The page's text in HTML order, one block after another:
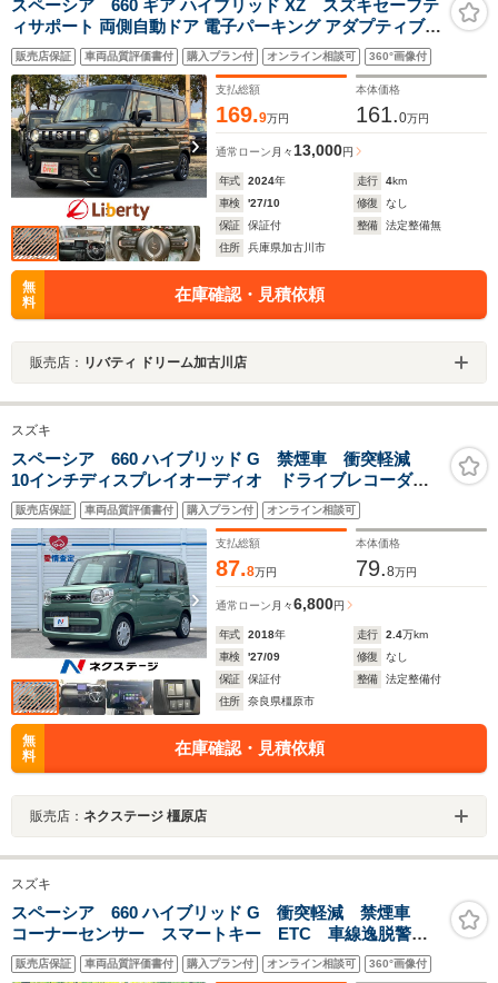
スペーシア 660 ギア ハイブリッド XZ スズキセーフテ
ィサポート 両側自動ドア 電子パーキング アダプティブク
ルーズコントロール 前席シートヒーター ステアリングヒ
ーター 革巻きステアリング LEDヘッドライト スマートキ
ー 純正アルミホイール
販売店保証 車両品質評価書付 購入プラン付 オンライン相談可 360°画像付
支払総額
169.9万円
本体価格
161.0万円
通常ローン 月々 13,000円
年式 2024年 走行 4km
車検
'27/10 修復
なし
保証
保証付 整備
法定整備無
住所
兵庫県加古川市
無
料
在庫確認・見積依頼
販売店： リバティ ドリーム加古川店
スズキ
スペーシア 660 ハイブリッド G 禁煙車 衝突軽減
10インチディスプレイオーディオ ドライブレコーダ
ー スライドドア アイドリングストップ コーナーセ
ンサー オーディオ スマートキー 電動格納ミラー
販売店保証 車両品質評価書付 購入プラン付 オンライン相談可
支払総額
87.8万円
本体価格
79.8万円
通常ローン 月々6,800円
年式 2018年 走行 2.4万km
車検
'27/09 修復
なし
保証
保証付 整備
法定整備付
住所
奈良県橿原市
無
料
在庫確認・見積依頼
販売店： ネクステージ 橿原店
スズキ
スペーシア 660 ハイブリッド G 衝突軽減 禁煙車
コーナーセンサー スマートキー ETC 車線逸脱警
報 オートライト オートエアコン
販売店保証 車両品質評価書付 購入プラン付 オンライン相談可 360°画像付